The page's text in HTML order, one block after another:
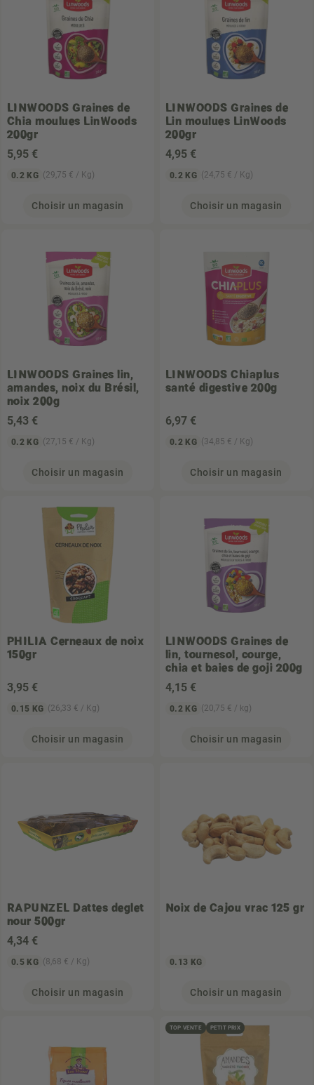
LINWOODS Graines de
Chia moulues LinWoods
200gr
5,95 €
0.2 KG (29,75 € / Kg)
Choisir un magasin
LINWOODS Graines de
Lin moulues LinWoods
200gr
4,95 €
0.2 KG (24,75 € / Kg)
Choisir un magasin
LINWOODS Graines lin,
amandes, noix du Brésil,
noix 200g
5,43 €
0.2 KG (27,15 € / Kg)
Choisir un magasin
LINWOODS Chiaplus
santé digestive 200g
6,97 €
0.2 KG (34,85 € / Kg)
Choisir un magasin
PHILIA Cerneaux de noix
150gr
3,95 €
0.15 KG (26,33 € / Kg)
Choisir un magasin
LINWOODS Graines de
lin, tournesol, courge,
chia et baies de goji 200g
4,15 €
0.2 KG (20,75 € / kg)
Choisir un magasin
RAPUNZEL Dattes deglet
nour 500gr
4,34 €
0.5 KG (8,68 € / Kg)
Choisir un magasin
Noix de Cajou vrac 125 gr
0.13 KG
Choisir un magasin
TOP VENTE PETIT PRIX